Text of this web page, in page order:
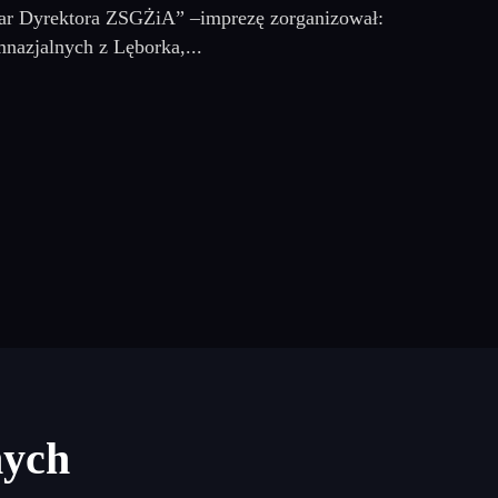
Dyrektora ZSGŻiA” –imprezę zorganizował:
z Lęborka,...